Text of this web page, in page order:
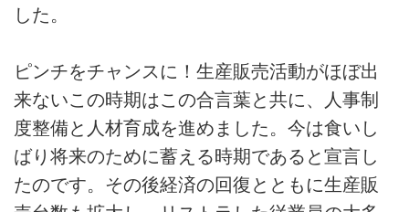
した。
ピンチをチャンスに！生産販売活動がほぼ出
来ないこの時期はこの合言葉と共に、人事制
度整備と人材育成を進めました。今は食いし
ばり将来のために蓄える時期であると宣言し
たのです。その後経済の回復とともに生産販